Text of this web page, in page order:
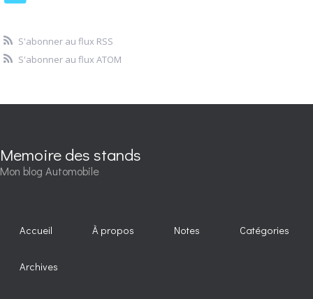
S'abonner au flux RSS
S'abonner au flux ATOM
Memoire des stands
Mon blog Automobile
Accueil À propos Notes Catégories
Archives